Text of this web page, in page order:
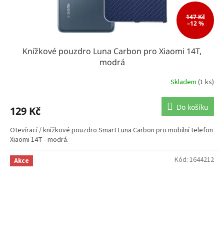
147 Kč
–12 %
Knížkové pouzdro Luna Carbon pro Xiaomi 14T,
modrá
Skladem (1 ks)
129 Kč Do košíku
Otevírací / knížkové pouzdro Smart Luna Carbon pro mobilní telefon
Xiaomi 14T - modrá.
Akce Kód: 1644212